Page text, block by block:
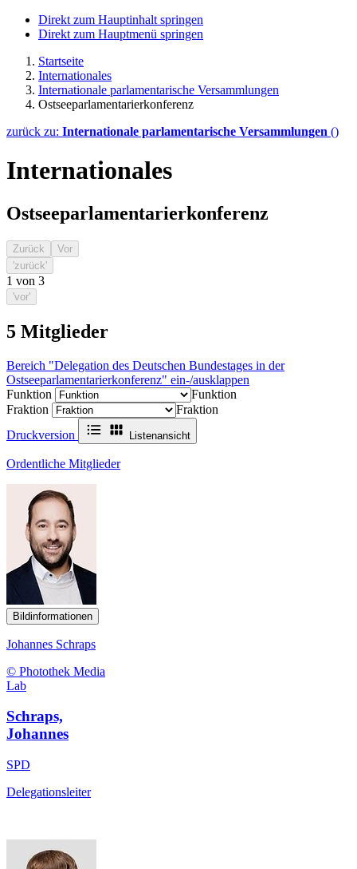
Direkt zum Hauptinhalt springen
Direkt zum Hauptmenü springen
Startseite
Internationales
Internationale parlamentarische Versammlungen
Ostseeparlamentarierkonferenz
zurück zu: Internationale parlamentarische Versammlungen ()
Internationales
Ostseeparlamentarierkonferenz
Zurück
Vor
'zurück'
1 von 3
'vor'
5 Mitglieder
Bereich "Delegation des Deutschen Bundestages in der
Ostseeparlamentarierkonferenz" ein-/ausklappen
Funktion
Funktion
Fraktion
Fraktion
Druckversion
Listenansicht
Ordentliche Mitglieder
Bildinformationen
Johannes Schraps
© Photothek Media
Lab
Schraps,
Johannes
SPD
Delegationsleiter